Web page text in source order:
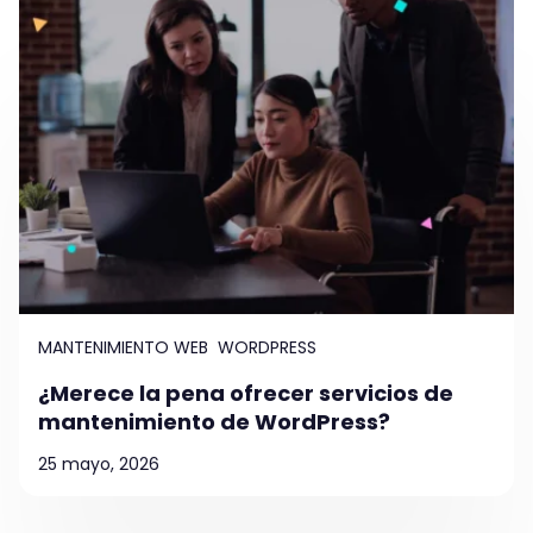
MANTENIMIENTO WEB WORDPRESS
¿Merece la pena ofrecer servicios de
mantenimiento de WordPress?
25 mayo, 2026